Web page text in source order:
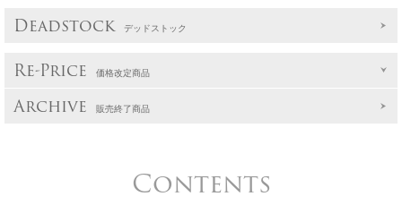
Deadstock デッドストック
Re-Price 価格改定商品
Archive 販売終了商品
Contents